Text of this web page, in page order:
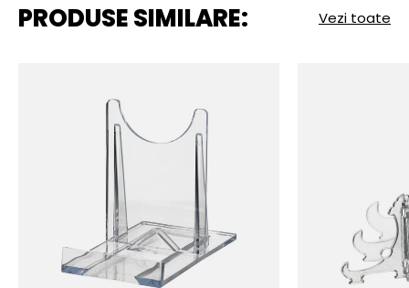
PRODUSE SIMILARE: Vezi toate